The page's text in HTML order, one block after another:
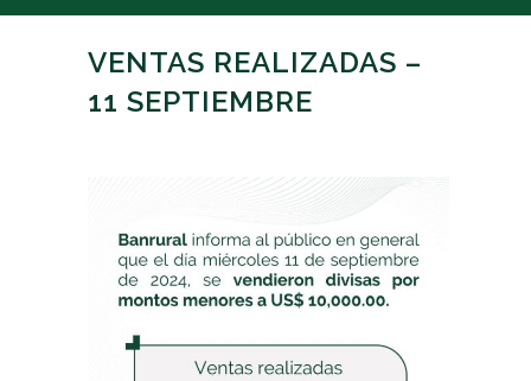
VENTAS REALIZADAS –
11 SEPTIEMBRE